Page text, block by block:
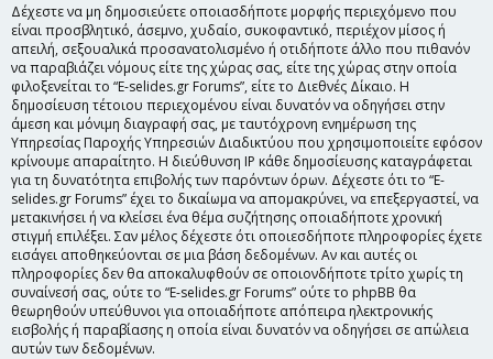
Δέχεστε να μη δημοσιεύετε οποιασδήποτε μορφής περιεχόμενο που
είναι προσβλητικό, άσεμνο, χυδαίο, συκοφαντικό, περιέχον μίσος ή
απειλή, σεξουαλικά προσανατολισμένο ή οτιδήποτε άλλο που πιθανόν
να παραβιάζει νόμους είτε της χώρας σας, είτε της χώρας στην οποία
φιλοξενείται το “E-selides.gr Forums”, είτε το Διεθνές Δίκαιο. Η
δημοσίευση τέτοιου περιεχομένου είναι δυνατόν να οδηγήσει στην
άμεση και μόνιμη διαγραφή σας, με ταυτόχρονη ενημέρωση της
Υπηρεσίας Παροχής Υπηρεσιών Διαδικτύου που χρησιμοποιείτε εφόσον
κρίνουμε απαραίτητο. Η διεύθυνση IP κάθε δημοσίευσης καταγράφεται
για τη δυνατότητα επιβολής των παρόντων όρων. Δέχεστε ότι το “E-
selides.gr Forums” έχει το δικαίωμα να απομακρύνει, να επεξεργαστεί, να
μετακινήσει ή να κλείσει ένα θέμα συζήτησης οποιαδήποτε χρονική
στιγμή επιλέξει. Σαν μέλος δέχεστε ότι οποιεσδήποτε πληροφορίες έχετε
εισάγει αποθηκεύονται σε μια βάση δεδομένων. Αν και αυτές οι
πληροφορίες δεν θα αποκαλυφθούν σε οποιονδήποτε τρίτο χωρίς τη
συναίνεσή σας, ούτε το “E-selides.gr Forums” ούτε το phpBB θα
θεωρηθούν υπεύθυνοι για οποιαδήποτε απόπειρα ηλεκτρονικής
εισβολής ή παραβίασης η οποία είναι δυνατόν να οδηγήσει σε απώλεια
αυτών των δεδομένων.